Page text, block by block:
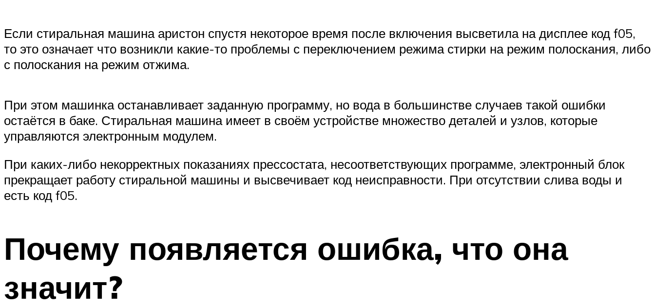
Если стиральная машина аристон спустя некоторое время после включения высветила на дисплее код f05,
то это означает что возникли какие-то проблемы с переключением режима стирки на режим полоскания, либо
с полоскания на режим отжима.
При этом машинка останавливает заданную программу, но вода в большинстве случаев такой ошибки
остаётся в баке. Стиральная машина имеет в своём устройстве множество деталей и узлов, которые
управляются электронным модулем.
При каких-либо некорректных показаниях прессостата, несоответствующих программе, электронный блок
прекращает работу стиральной машины и высвечивает код неисправности. При отсутствии слива воды и
есть код f05.
Почему появляется ошибка, что она
значит?